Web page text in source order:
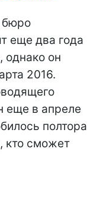
бюро
еще два года
однако он
2016.
еще в апреле
полтора
кто сможет